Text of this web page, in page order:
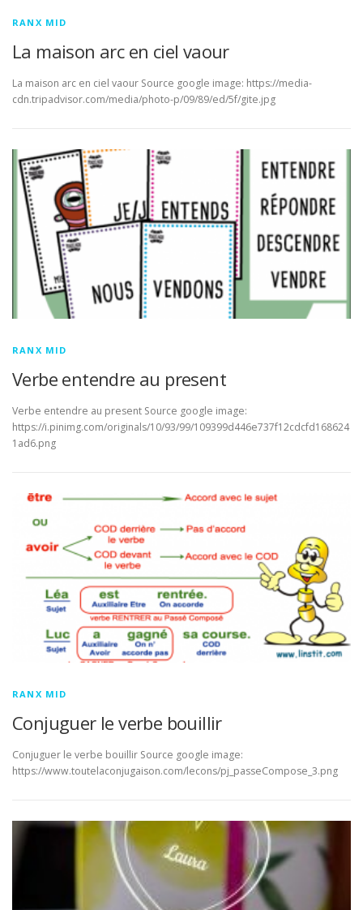
RANX MID
La maison arc en ciel vaour
La maison arc en ciel vaour Source google image: https://media-
cdn.tripadvisor.com/media/photo-p/09/89/ed/5f/gite.jpg
RANX MID
Verbe entendre au present
Verbe entendre au present Source google image:
https://i.pinimg.com/originals/10/93/99/109399d446e737f12cdcfd168624
1ad6.png
RANX MID
Conjuguer le verbe bouillir
Conjuguer le verbe bouillir Source google image:
https://www.toutelaconjugaison.com/lecons/pj_passeCompose_3.png